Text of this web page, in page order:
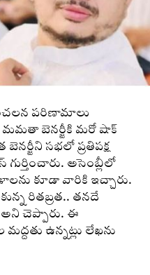
పరిణామాలు
బెనర్జీకి మరో షాక్‌
సభలో ప్రతిపక్ష
గుర్తించారు. అసెంబ్లీలో
కూడా వారికి ఇచ్చారు.
రితబ్రత.. తనదే
అని చెప్పారు. ఈ
ఉన్నట్లు లేఖను